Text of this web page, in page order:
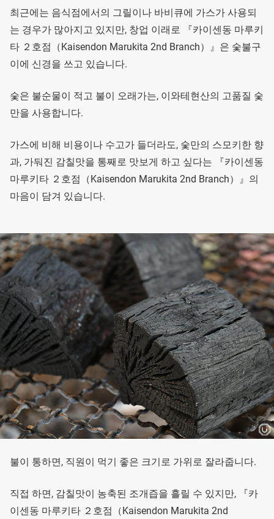
최근에는 음식점에서의 그릴이나 바비큐에 가스가 사용되
는 경우가 많아지고 있지만, 창업 이래로 『카이센동 마루키
타 ２호점（Kaisendon Marukita 2nd Branch）』은 숯불구
이에 신경을 쓰고 있습니다.
숯은 불순물이 적고 불이 오래가는, 이와테현산의 고품질 숯
만을 사용합니다.
가스에 비해 비용이나 수고가 들더라도, 숯만의 스모키한 향
과, 가둬진 감칠맛을 통째로 맛보게 하고 싶다는 『카이센동
마루키타 ２호점（Kaisendon Marukita 2nd Branch）』의
마음이 담겨 있습니다.
불이 통하면, 직원이 먹기 좋은 크기로 가위로 잘라줍니다.
직접 하면, 감칠맛이 농축된 조개즙을 흘릴 수 있지만, 『카
이센동 마루키타 ２호점（Kaisendon Marukita 2nd